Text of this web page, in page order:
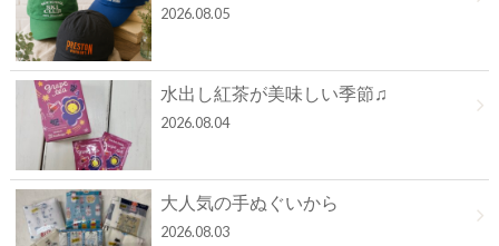
2026.08.05
水出し紅茶が美味しい季節♫
2026.08.04
大人気の手ぬぐいから
2026.08.03